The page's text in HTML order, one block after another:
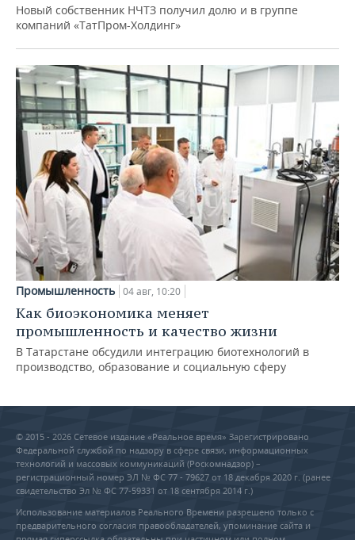
Новый собственник НЧТЗ получил долю и в группе
компаний «ТатПром-Холдинг»
Промышленность 04 авг, 10:20
Как биоэкономика меняет
промышленность и качество жизни
В Татарстане обсудили интеграцию биотехнологий в
производство, образование и социальную сферу
© 2015 - 2026 Сетевое издание «Реальное время» Зарегистрировано
Федеральной службой по надзору в сфере связи, информационных
технологий и массовых коммуникаций (Роскомнадзор) –
регистрационный номер ЭЛ № ФС 77 - 79627 от 18 декабря 2020 г. (ранее
свидетельство Эл № ФС 77-59331 от 18 сентября 2014 г.)
Использование материалов Реального Времени разрешено только с
предварительного согласия правообладателей, упоминание сайта и